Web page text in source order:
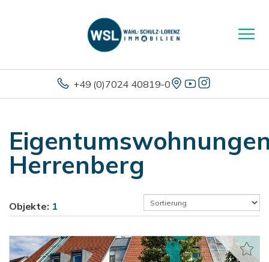
+49 (0)7024 40819-0
Herrenberg
Objekte: 1